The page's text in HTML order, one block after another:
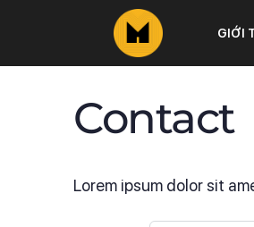
GIỚI
Contact
Lorem ipsum dolor sit